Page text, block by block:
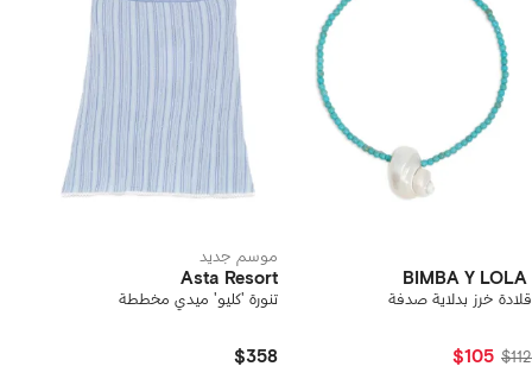
BIMBA Y LOLA
قلادة خرز بدلاية صدفة
$112
$105
موسم جديد
Asta Resort
تنورة 'كليو' ميدي مخططة
$358